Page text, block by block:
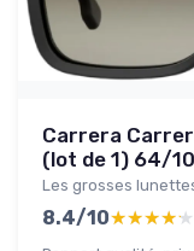
Carrera
(lot de 1) 64/
Les grosses
8.4/10★★★★★
★★★★★